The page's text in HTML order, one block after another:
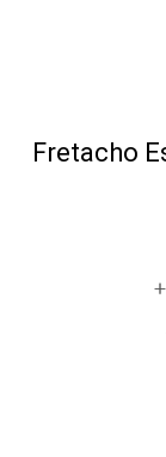
Fretacho
Varios